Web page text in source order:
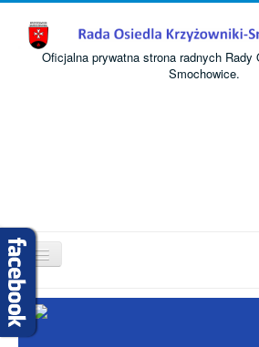
Oficjalna prywatna strona radnych Rady
Smochowice.
Przełącz
nawigację
Start
O nas